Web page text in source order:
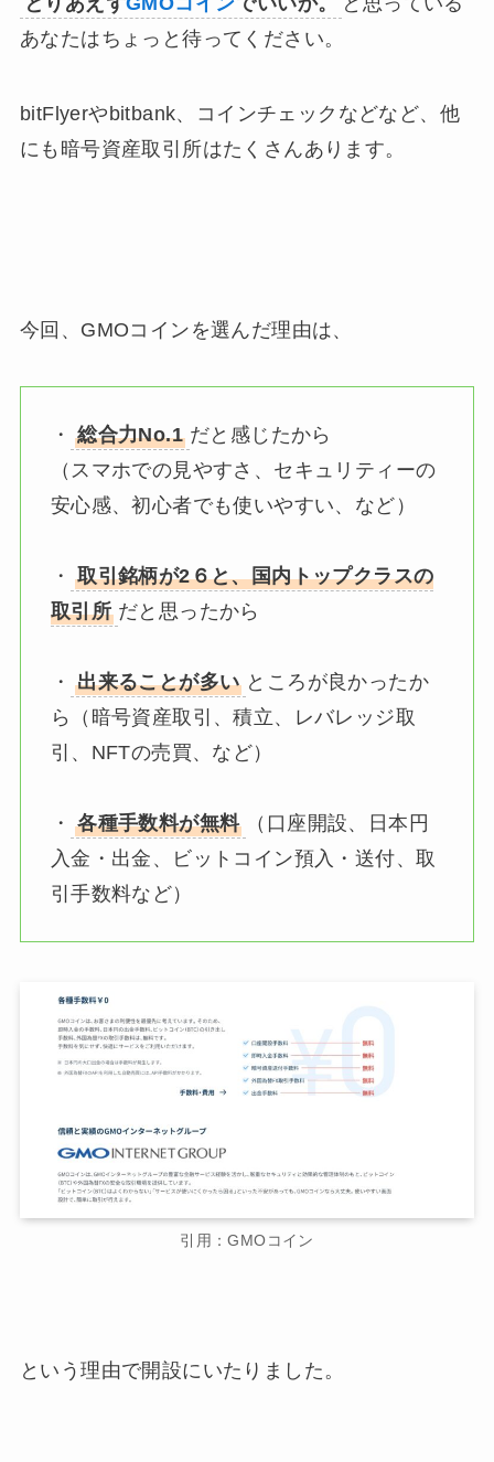
あなたはちょっと待ってください。
bitFlyerやbitbank、コインチェックなどなど、他
にも暗号資産取引所はたくさんあります。
今回、GMOコインを選んだ理由は、
・ 総合力No.1 だと感じたから
（スマホでの見やすさ、セキュリティーの
安心感、初心者でも使いやすい、など）
・
取引銘柄が2６と、国内トップクラスの
取引所 だと思ったから
・ 出来ることが多い ところが良かったか
ら（暗号資産取引、積立、レバレッジ取
引、NFTの売買、など）
・ 各種手数料が無料
（口座開設、日本円
入金・出金、ビットコイン預入・送付、取
引手数料など）
引用：GMOコイン
という理由で開設にいたりました。